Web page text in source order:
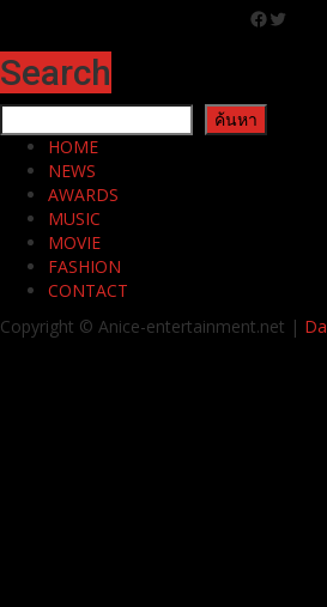
Facebook
Twitter
Search
ค้นหา
ค้นหา
HOME
NEWS
AWARDS
MUSIC
MOVIE
FASHION
CONTACT
Copyright © Anice-entertainment.net |